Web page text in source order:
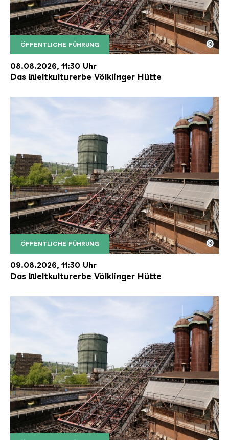
ÖFFENTLICHE FÜHRUNG
Der Erzschrägaufzug der Völklinger Hütte mit
Copyright: Weltkulturerbe Völklinger Hütte | Karl
©
08.08.2026, 11:30 Uhr
Das Weltkulturerbe Völklinger Hütte
ÖFFENTLICHE FÜHRUNG
Der Erzschrägaufzug der Völklinger Hütte mit
Copyright: Weltkulturerbe Völklinger Hütte | Karl
©
09.08.2026, 11:30 Uhr
Das Weltkulturerbe Völklinger Hütte